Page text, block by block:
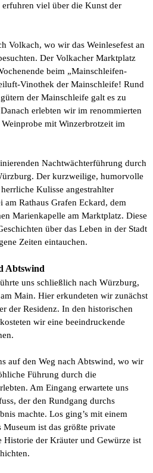
viel über die Kunst der
Volkach, wo wir das Weinlesefest an
Der Volkacher Marktplatz
beim „Mainschleifen-
Vinothek der Mainschleife! Rund
der Mainschleife galt es zu
erlebten wir im renommierten
mit Winzerbrotzeit im
Nachtwächterführung durch
Der kurzweilige, humorvolle
Kulisse angestrahlter
am Rathaus Grafen Eckard, dem
Marienkapelle am Marktplatz. Diese
über das Leben in der Stadt
Zeiten eintauchen.
Abtswind
uns schließlich nach Würzburg,
Main. Hier erkundeten wir zunächst
der Residenz. In den historischen
wir eine beeindruckende
auf den Weg nach Abtswind, wo wir
Führung durch die
Am Eingang erwartete uns
der den Rundgang durchs
machte. Los ging’s mit einem
Museum ist das größte private
Historie der Kräuter und Gewürze ist